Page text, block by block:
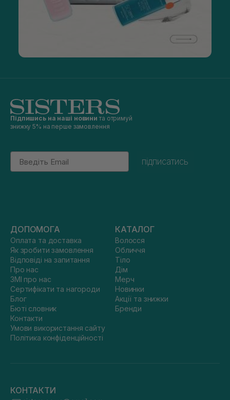
Підпишись на наші новини та отримуй
знижку 5% на перше замовлення
Email
підписатись
ДОПОМОГА
Оплата та доставка
Як зробити замовлення
Відповіді на запитання
Про нас
ЗМІ про нас
Сертифікати та нагороди
Блог
Бюті словник
Контакти
Умови використання сайту
Політика конфіденційності
КАТАЛОГ
Волосся
Обличчя
Тіло
Дім
Мерч
Новинки
Акції та знижки
Бренди
КОНТАКТИ